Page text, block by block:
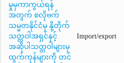
မှုမှကာကွယ်ရန်
အတွက် စလိုဗက်
သမ္မတနိုင်ငံမှ နို့တိုက်
သတ္တဝါအရှင်နှင့်
အဆိုပါသတ္တဝါများမှ
ထွက်ကုန်များကို တင်
Import/export